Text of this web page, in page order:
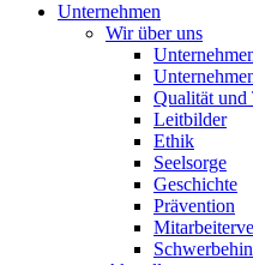
Unternehmen
Wir über uns
Qualität und
Leitbilder
Ethik
Seelsorge
Geschichte
Prävention